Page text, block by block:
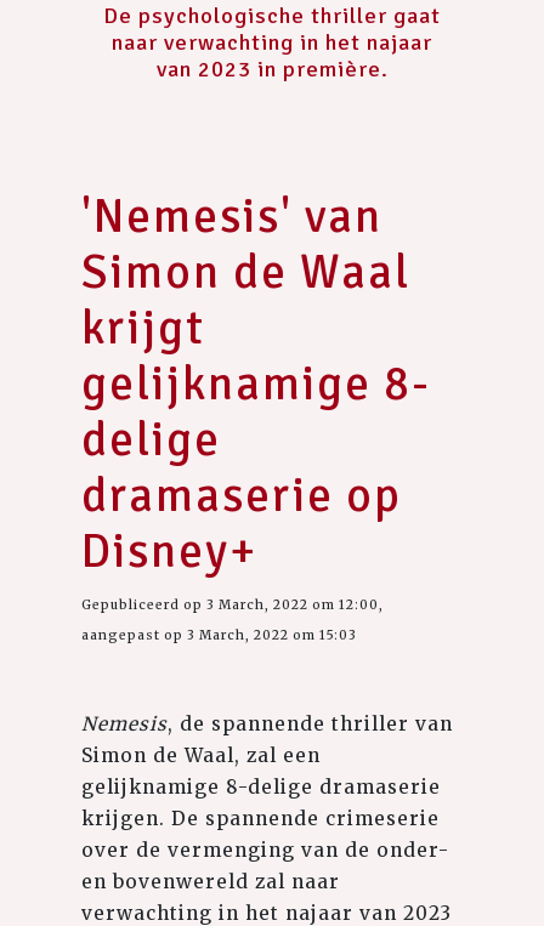
De psychologische thriller gaat
naar verwachting in het najaar
van 2023 in première.
'Nemesis' van
Simon de Waal
krijgt
gelijknamige 8-
delige
dramaserie op
Disney+
Gepubliceerd op 3 March, 2022 om 12:00,
aangepast op 3 March, 2022 om 15:03
Nemesis, de spannende thriller van
Simon de Waal, zal een
gelijknamige 8-delige dramaserie
krijgen. De spannende crimeserie
over de vermenging van de onder-
en bovenwereld zal naar
verwachting in het najaar van 2023